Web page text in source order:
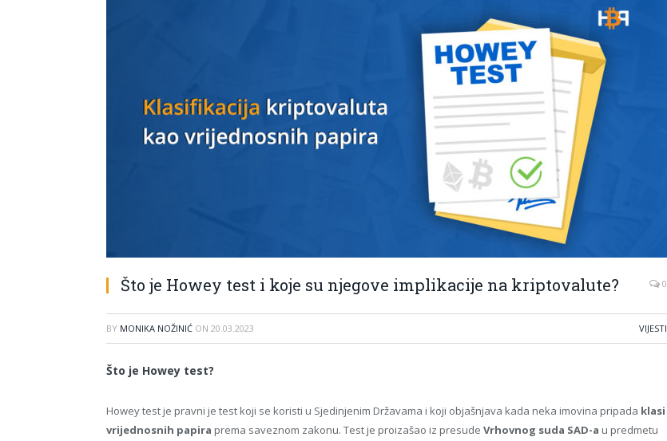
Što je Howey test i koje su njegove implikacije na kriptovalute? 0
BY MONIKA NOŽINIĆ ON 20.03.2023 VIJESTI
Što je Howey test?
Howey test je pravni je test koji se koristi u Sjedinjenim Državama i koji objašnjava kada neka imovina pripada klasi
vrijednosnih papira prema saveznom zakonu. Test je proizašao iz presude Vrhovnog suda SAD-a u predmetu